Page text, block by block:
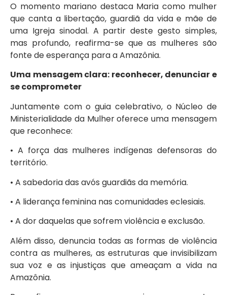
O momento mariano destaca Maria como mulher
que canta a libertação, guardiã da vida e mãe de
uma Igreja sinodal. A partir deste gesto simples,
mas profundo, reafirma-se que as mulheres são
fonte de esperança para a Amazônia.
Uma mensagem clara: reconhecer, denunciar e
se comprometer
Juntamente com o guia celebrativo, o Núcleo de
Ministerialidade da Mulher oferece uma mensagem
que reconhece:
• A força das mulheres indígenas defensoras do
território.
• A sabedoria das avós guardiãs da memória.
• A liderança feminina nas comunidades eclesiais.
• A dor daquelas que sofrem violência e exclusão.
Além disso, denuncia todas as formas de violência
contra as mulheres, as estruturas que invisibilizam
sua voz e as injustiças que ameaçam a vida na
Amazônia.